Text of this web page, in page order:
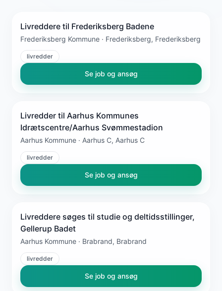
Livreddere til Frederiksberg Badene
Frederiksberg Kommune · Frederiksberg, Frederiksberg
livredder
Se job og ansøg
Livredder til Aarhus Kommunes
Idrætscentre/Aarhus Svømmestadion
Aarhus Kommune · Aarhus C, Aarhus C
livredder
Se job og ansøg
Livreddere søges til studie og deltidsstillinger,
Gellerup Badet
Aarhus Kommune · Brabrand, Brabrand
livredder
Se job og ansøg